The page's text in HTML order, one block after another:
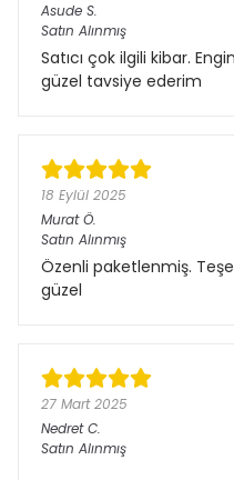
Asude S.
Satın Alınmış
Satıcı çok ilgili kibar.
güzel tavsiye ederim
18 Eylül 2025
Murat Ö.
Satın Alınmış
Özenli paketlenmiş.
güzel
27 Mart 2025
Nedret C.
Satın Alınmış